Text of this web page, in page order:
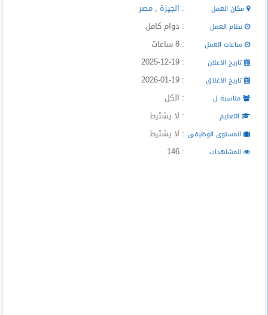
مكان العمل : الجيزة , مصر
نظام العمل : دوام كامل
ساعات العمل : 8 ساعات
تاريخ الاعلان : 2025-12-19
تاريخ الاغلاق : 2026-01-19
مناسبة ل : الكل
التعليم : لا يشترط
المستوى الوظيفى : لا يشترط
المشاهدات : 146